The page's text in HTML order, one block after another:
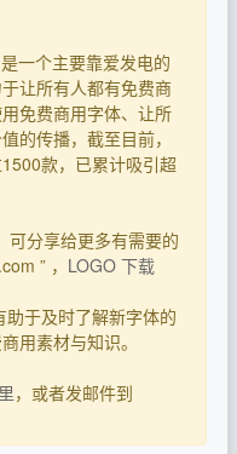
一个主要靠爱发电的
让所有人都有免费商
免费商用字体、让所
的传播，截至目前，
款，已累计吸引超
可分享给更多有需要的
” ， LOGO 下载
助于及时了解新字体的
用素材与知识。
，或者发邮件到